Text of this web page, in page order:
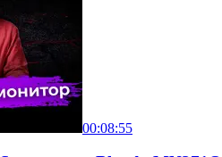
00:08:55